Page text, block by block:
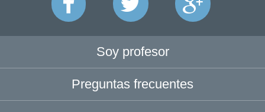
Soy profesor
Preguntas frecuentes